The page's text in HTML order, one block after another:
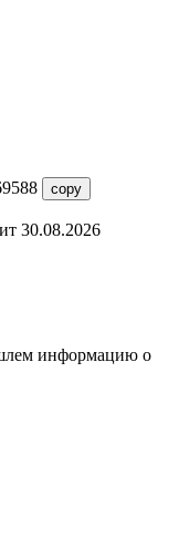
copy
30.08.2026
информацию о